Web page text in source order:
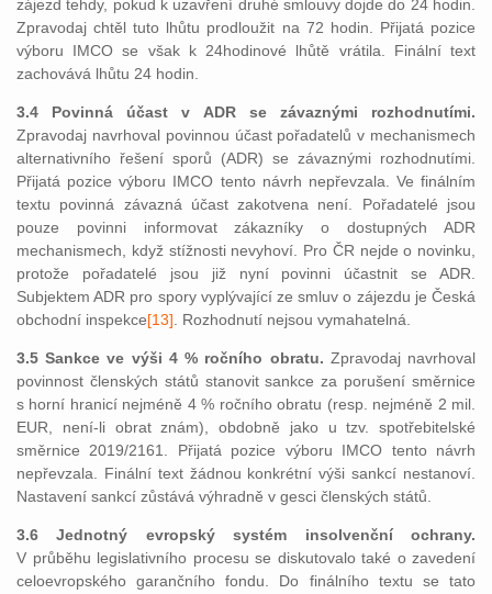
zájezd tehdy, pokud k uzavření druhé smlouvy dojde do 24 hodin.
Zpravodaj chtěl tuto lhůtu prodloužit na 72 hodin. Přijatá pozice
výboru IMCO se však k 24hodinové lhůtě vrátila. Finální text
zachovává lhůtu 24 hodin.
3.4 Povinná účast v ADR se závaznými rozhodnutími.
Zpravodaj navrhoval povinnou účast pořadatelů v mechanismech
alternativního řešení sporů (ADR) se závaznými rozhodnutími.
Přijatá pozice výboru IMCO tento návrh nepřevzala. Ve finálním
textu povinná závazná účast zakotvena není. Pořadatelé jsou
pouze povinni informovat zákazníky o dostupných ADR
mechanismech, když stížnosti nevyhoví. Pro ČR nejde o novinku,
protože pořadatelé jsou již nyní povinni účastnit se ADR.
Subjektem ADR pro spory vyplývající ze smluv o zájezdu je Česká
obchodní inspekce[13] . Rozhodnutí nejsou vymahatelná.
3.5 Sankce ve výši 4 % ročního obratu. Zpravodaj navrhoval
povinnost členských států stanovit sankce za porušení směrnice
s horní hranicí nejméně 4 % ročního obratu (resp. nejméně 2 mil.
EUR, není-li obrat znám), obdobně jako u tzv. spotřebitelské
směrnice 2019/2161. Přijatá pozice výboru IMCO tento návrh
nepřevzala. Finální text žádnou konkrétní výši sankcí nestanoví.
Nastavení sankcí zůstává výhradně v gesci členských států.
3.6 Jednotný evropský systém insolvenční ochrany.
V průběhu legislativního procesu se diskutovalo také o zavedení
celoevropského garančního fondu. Do finálního textu se tato